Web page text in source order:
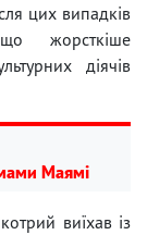
цих випадків
жорсткіше
діячів
Маямі
виїхав із